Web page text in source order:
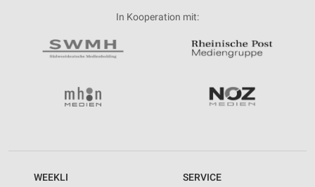
In Kooperation mit:
WEEKLI SERVICE